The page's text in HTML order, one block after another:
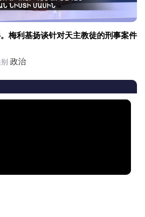
梅利基扬谈针对天主教徒的刑事案件
政治